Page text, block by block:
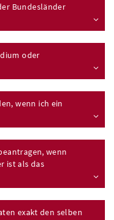
Bundesländer
oder
wenn ich ein
wenn
ist als das
exakt den selben